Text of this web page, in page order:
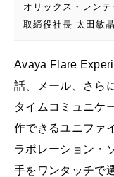
オリックス・レンテ
取締役社長 太田敏
Avaya Flare
話、メール、さら
タイムコミュニケ
作できるユニファ
ラボレーション・
手をワンタッチで